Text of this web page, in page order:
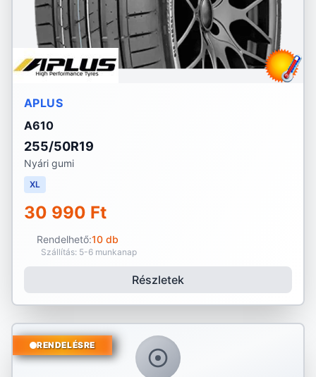
APLUS
A610
255/50R19
Nyári gumi
XL
30 990 Ft
Rendelhető:10 db
Szállítás: 5-6 munkanap
Részletek
RENDELÉSRE